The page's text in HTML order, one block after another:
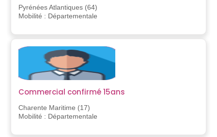
Pyrénées Atlantiques (64)
Mobilité : Départementale
Commercial confirmé 15ans
Charente Maritime (17)
Mobilité : Départementale